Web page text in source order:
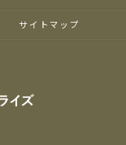
サイトマップ